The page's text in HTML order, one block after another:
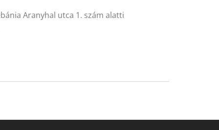
Aranyhal utca 1. szám alatti